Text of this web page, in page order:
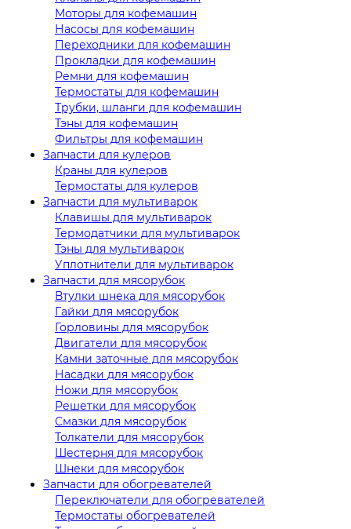
Моторы для кофемашин
Насосы для кофемашин
Переходники для кофемашин
Прокладки для кофемашин
Ремни для кофемашин
Термостаты для кофемашин
Трубки, шланги для кофемашин
Тэны для кофемашин
Фильтры для кофемашин
Запчасти для кулеров
Краны для кулеров
Термостаты для кулеров
Запчасти для мультиварок
Клавишы для мультиварок
Термодатчики для мультиварок
Тэны для мультиварок
Уплотнители для мультиварок
Запчасти для мясорубок
Втулки шнека для мясорубок
Гайки для мясорубок
Горловины для мясорубок
Двигатели для мясорубок
Камни заточные для мясорубок
Насадки для мясорубок
Ножи для мясорубок
Решетки для мясорубок
Смазки для мясорубок
Толкатели для мясорубок
Шестерня для мясорубок
Шнеки для мясорубок
Запчасти для обогревателей
Переключатели для обогревателей
Термостаты обогревателей